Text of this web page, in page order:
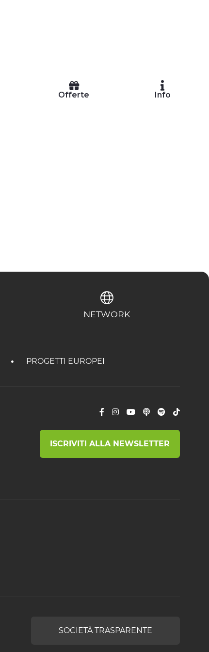
Offerte Info
NETWORK
PROGETTI EUROPEI
ISCRIVITI ALLA NEWSLETTER
SOCIETÀ TRASPARENTE